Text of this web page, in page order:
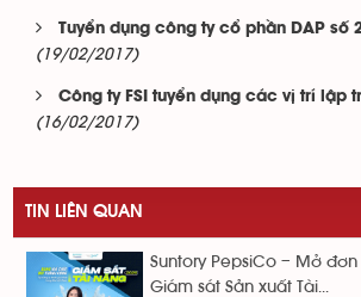
Tuyển dụng công ty cổ phần DAP số
(19/02/2017)
Công ty FSI tuyển dụng các vị trí lập
(16/02/2017)
TIN LIÊN QUAN
Suntory PepsiCo – Mở
Giám sát Sản xuất Tài...